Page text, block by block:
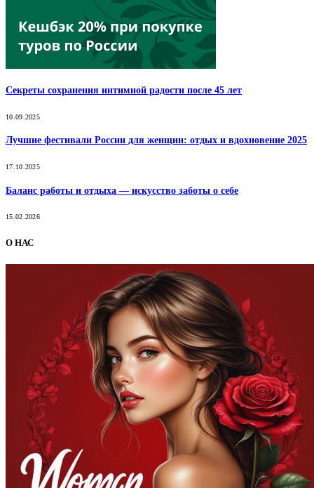
Секреты сохранения интимной радости после 45 лет
10.09.2025
Лучшие фестивали России для женщин: отдых и вдохновение 2025
17.10.2025
Баланс работы и отдыха — искусство заботы о себе
15.02.2026
О НАС